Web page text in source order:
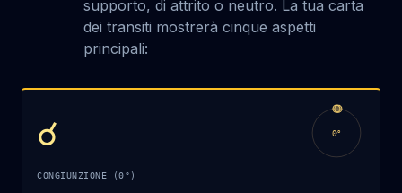
supporto, di attrito o neutro. La tua carta
dei transiti mostrerà cinque aspetti
principali:
☌ 0°
CONGIUNZIONE (0°)